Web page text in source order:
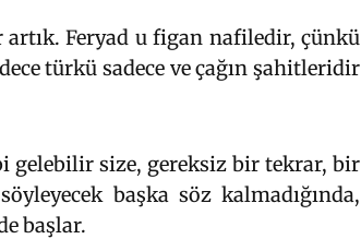
Feryad u figan nafiledir, çünkü
türkü sadece ve çağın şahitleridir
gelebilir size, gereksiz bir tekrar, bir
başka söz kalmadığında,
başlar.